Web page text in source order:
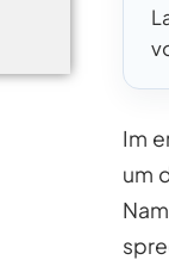
Im
um